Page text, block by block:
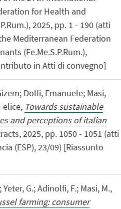
for Health and
2025, pp. 1 - 190 (atti
Mediterranean Federation
(Fe.Me.S.P.Rum.),
in Atti di convegno]
Dolfi, Emanuele; Masi,
Towards sustainable
and perceptions of italian
2025, pp. 1050 - 1051 (atti
(ESP), 23/09) [Riassunto
G.; Adinolfi, F.; Masi, M.,
farming: consumer